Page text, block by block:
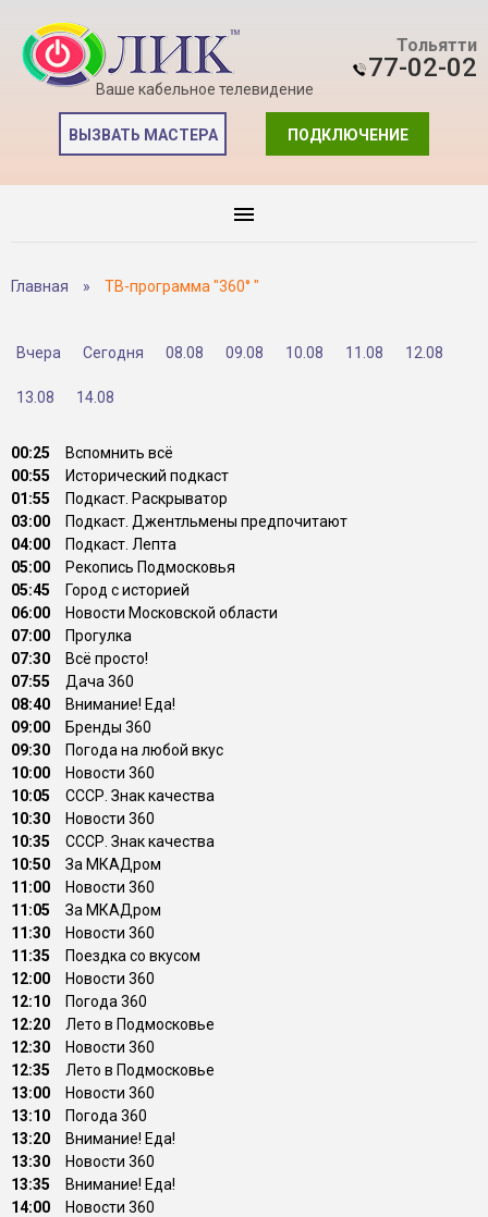
Ваше кабельное телевидение
Тольятти
77-02-02
ПОДКЛЮЧЕНИЕ
ВЫЗВАТЬ МАСТЕРА
Главная » ТВ-программа "360° "
Вчера Сегодня 08.08 09.08 10.08 11.08 12.08
13.08 14.08
00:25
Вспомнить всё
00:55
Исторический подкаст
01:55
Подкаст. Раскрыватор
03:00
Подкаст. Джентльмены предпочитают
04:00
Подкаст. Лепта
05:00
Рекопись Подмосковья
05:45
Город с историей
06:00
Новости Московской области
07:00
Прогулка
07:30
Всё просто!
07:55
Дача 360
08:40
Внимание! Еда!
09:00
Бренды 360
09:30
Погода на любой вкус
10:00
Новости 360
10:05
СССР. Знак качества
10:30
Новости 360
10:35
СССР. Знак качества
10:50
За МКАДром
11:00
Новости 360
11:05
За МКАДром
11:30
Новости 360
11:35
Поездка со вкусом
12:00
Новости 360
12:10
Погода 360
12:20
Лето в Подмосковье
12:30
Новости 360
12:35
Лето в Подмосковье
13:00
Новости 360
13:10
Погода 360
13:20
Внимание! Еда!
13:30
Новости 360
13:35
Внимание! Еда!
14:00
Новости 360